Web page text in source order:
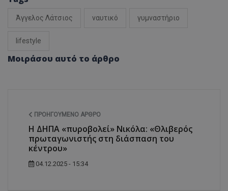
Άγγελος Λάτσιος ναυτικό γυμναστήριο
lifestyle
Μοιράσου αυτό το άρθρο
ΠΡΟΗΓΟΎΜΕΝΟ ΆΡΘΡΟ
Η ΔΗΠΑ «πυροβολεί» Νικόλα: «Θλιβερός
πρωταγωνιστής στη διάσπαση του
κέντρου»
04.12.2025 - 15:34